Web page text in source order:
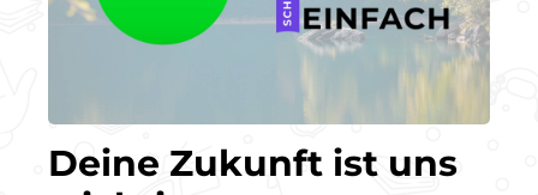
Deine Zukunft ist uns